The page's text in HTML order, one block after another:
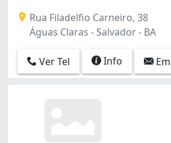
Doron (1)
Engenho Velho da Federação (1)
Engenho Velho de Brotas (1)
Imbuí (1)
Itacaranha (3)
Itapuã (5)
Rua Filadelfio Carneiro, 38
Águas Claras - Salvador - BA
Ver Tel Info